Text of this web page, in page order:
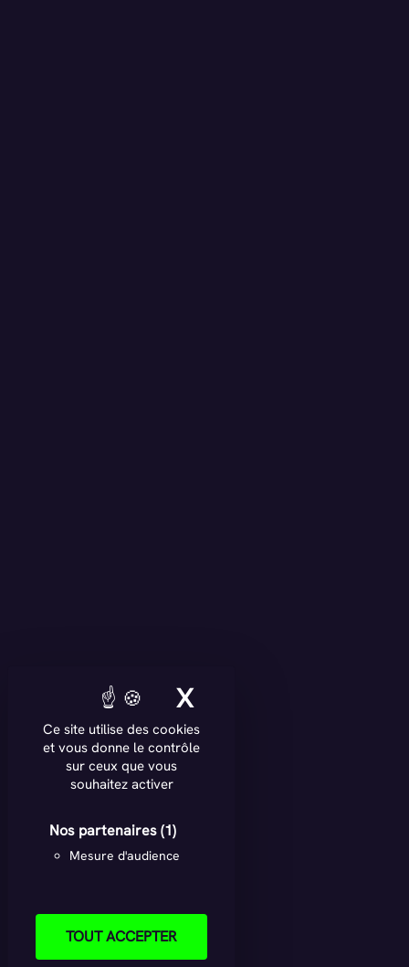
Ce site utilise des cookies
et vous donne le contrôle
sur ceux que vous
souhaitez activer
Nos partenaires(1)
Mesure d'audience
TOUT ACCEPTER
XMASQUER LE